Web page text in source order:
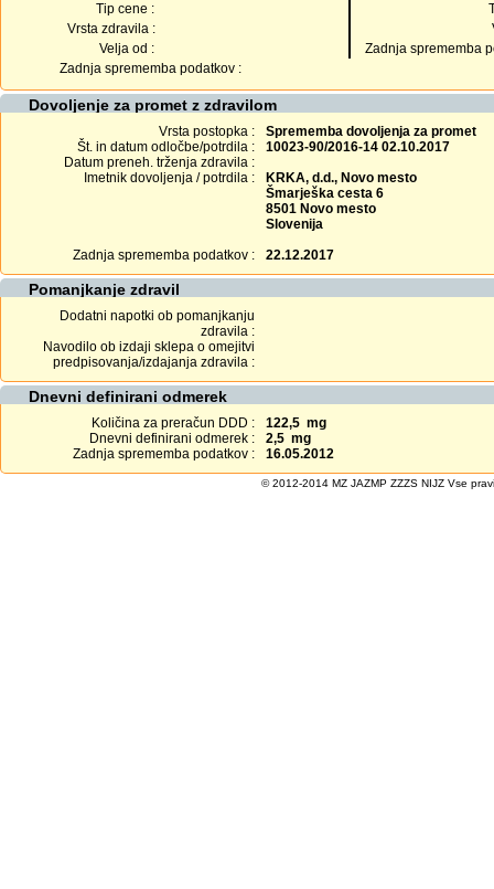
Tip cene :
Vrsta zdravila :
Velja od :
Zadnja sprememba
Zadnja sprememba podatkov :
Dovoljenje za promet z zdravilom
Vrsta postopka :
Sprememba dovoljenja za promet
Št. in datum odločbe/potrdila :
10023-90/2016-14 02.10.2017
Datum preneh. trženja zdravila :
Imetnik dovoljenja / potrdila :
KRKA, d.d., Novo mesto
Šmarješka cesta 6
8501 Novo mesto
Slovenija
Zadnja sprememba podatkov :
22.12.2017
Pomanjkanje zdravil
Dodatni napotki ob pomanjkanju
zdravila :
Navodilo ob izdaji sklepa o omejitvi
predpisovanja/izdajanja zdravila :
Dnevni definirani odmerek
Količina za preračun DDD :
122,5 mg
Dnevni definirani odmerek :
2,5 mg
Zadnja sprememba podatkov :
16.05.2012
© 2012-2014 MZ JAZMP ZZZS NIJZ Vse